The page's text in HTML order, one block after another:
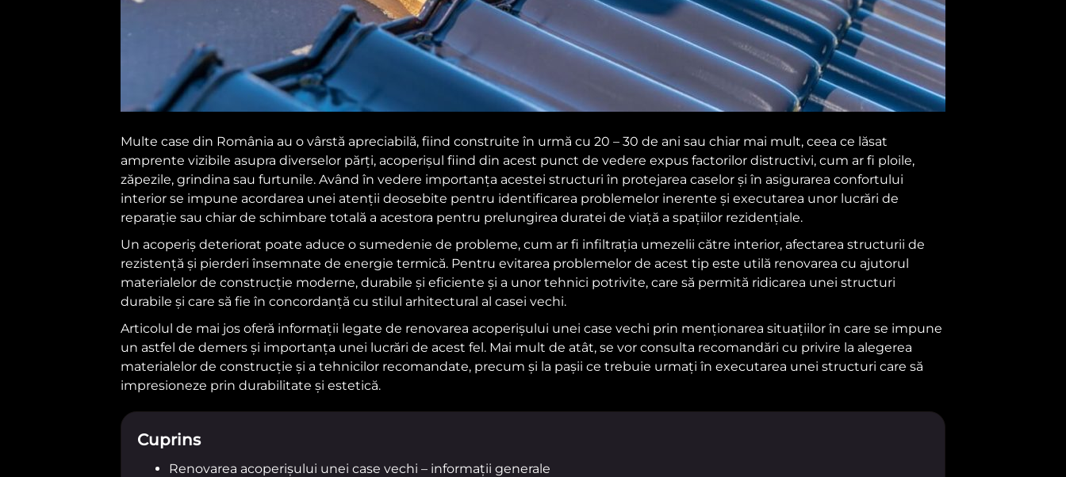
Multe case din România au o vârstă apreciabilă, fiind construite în urmă cu 20 – 30 de ani sau chiar mai mult, ceea ce lăsat
amprente vizibile asupra diverselor părți, acoperișul fiind din acest punct de vedere expus factorilor distructivi, cum ar fi ploile,
zăpezile, grindina sau furtunile. Având în vedere importanța acestei structuri în protejarea caselor și în asigurarea confortului
interior se impune acordarea unei atenții deosebite pentru identificarea problemelor inerente și executarea unor lucrări de
reparație sau chiar de schimbare totală a acestora pentru prelungirea duratei de viață a spațiilor rezidențiale.
Un acoperiș deteriorat poate aduce o sumedenie de probleme, cum ar fi infiltrația umezelii către interior, afectarea structurii de
rezistență și pierderi însemnate de energie termică. Pentru evitarea problemelor de acest tip este utilă renovarea cu ajutorul
materialelor de construcție moderne, durabile și eficiente și a unor tehnici potrivite, care să permită ridicarea unei structuri
durabile și care să fie în concordanță cu stilul arhitectural al casei vechi.
Articolul de mai jos oferă informații legate de renovarea acoperișului unei case vechi prin menționarea situațiilor în care se impune
un astfel de demers și importanța unei lucrări de acest fel. Mai mult de atât, se vor consulta recomandări cu privire la alegerea
materialelor de construcție și a tehnicilor recomandate, precum și la pașii ce trebuie urmați în executarea unei structuri care să
impresioneze prin durabilitate și estetică.
Cuprins
Renovarea acoperișului unei case vechi – informații generale